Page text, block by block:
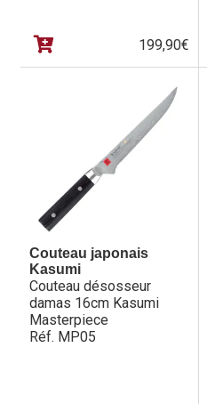
199,90€
Couteau japonais
Kasumi
Couteau désosseur
damas 16cm Kasumi
Masterpiece
Réf. MP05